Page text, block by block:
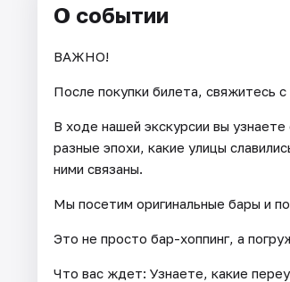
О событии
ВАЖНО!
После покупки билета, свяжитесь
В ходе нашей экскурсии вы
разные эпохи, какие улицы
ними связаны.
Мы посетим оригинальные бары и
Это не просто бар-хоппинг, а
Что вас ждет: Узнаете, какие